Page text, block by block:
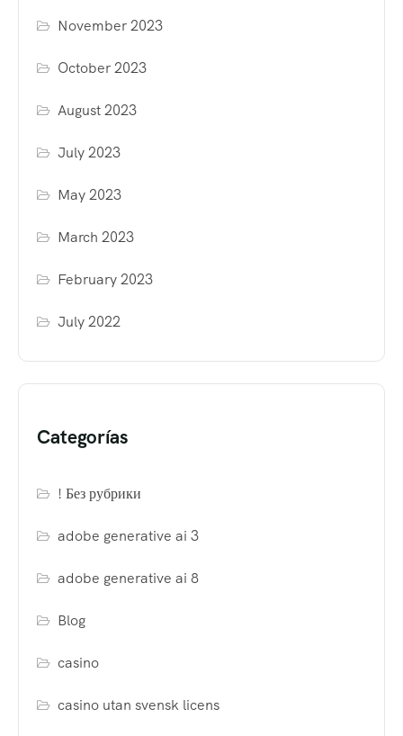
November 2023
October 2023
August 2023
July 2023
May 2023
March 2023
February 2023
July 2022
Categorías
! Без рубрики
adobe generative ai 3
adobe generative ai 8
Blog
casino
casino utan svensk licens